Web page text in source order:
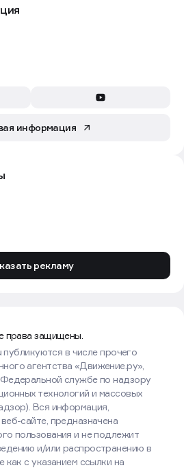
информация
рекламу
права защищены.
в числе прочего
агентства «Движение.ру»,
службе по надзору
технологий и массовых
Вся информация,
сайте, предназначена
пользования и не подлежит
и/или распространению в
с указанием ссылки на